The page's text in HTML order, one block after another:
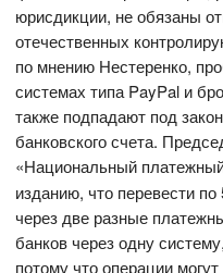
юрисдикции, не обязаны
отечественных
по мнению Нестеренко,
системах типа PayPal и
также подпадают под
банковского счета.
«Национальный
изданию, что перевести
через две разные
банков через одну
потому что операции